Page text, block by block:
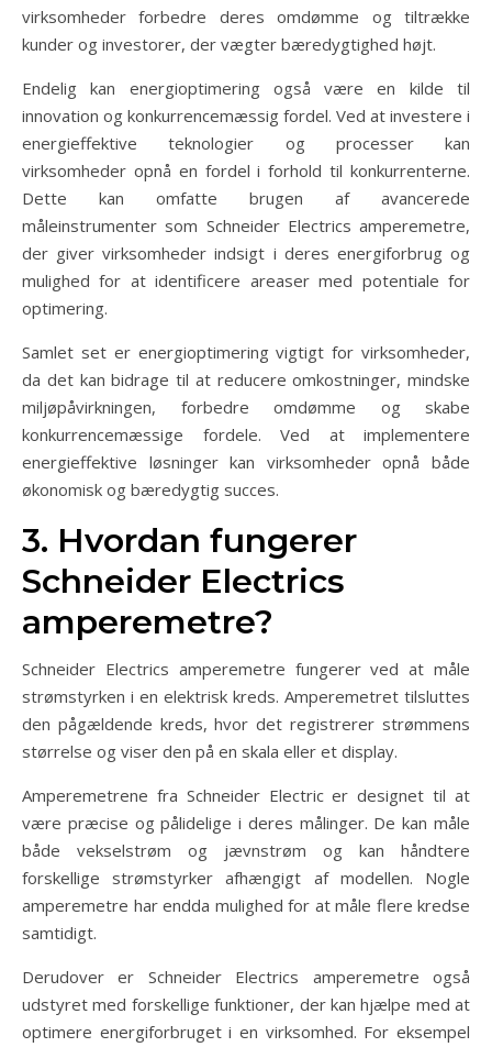
virksomheder forbedre deres omdømme og tiltrække
kunder og investorer, der vægter bæredygtighed højt.
Endelig kan energioptimering også være en kilde til
innovation og konkurrencemæssig fordel. Ved at investere i
energieffektive teknologier og processer kan
virksomheder opnå en fordel i forhold til konkurrenterne.
Dette kan omfatte brugen af avancerede
måleinstrumenter som Schneider Electrics amperemetre,
der giver virksomheder indsigt i deres energiforbrug og
mulighed for at identificere areaser med potentiale for
optimering.
Samlet set er energioptimering vigtigt for virksomheder,
da det kan bidrage til at reducere omkostninger, mindske
miljøpåvirkningen, forbedre omdømme og skabe
konkurrencemæssige fordele. Ved at implementere
energieffektive løsninger kan virksomheder opnå både
økonomisk og bæredygtig succes.
3. Hvordan fungerer
Schneider Electrics
amperemetre?
Schneider Electrics amperemetre fungerer ved at måle
strømstyrken i en elektrisk kreds. Amperemetret tilsluttes
den pågældende kreds, hvor det registrerer strømmens
størrelse og viser den på en skala eller et display.
Amperemetrene fra Schneider Electric er designet til at
være præcise og pålidelige i deres målinger. De kan måle
både vekselstrøm og jævnstrøm og kan håndtere
forskellige strømstyrker afhængigt af modellen. Nogle
amperemetre har endda mulighed for at måle flere kredse
samtidigt.
Derudover er Schneider Electrics amperemetre også
udstyret med forskellige funktioner, der kan hjælpe med at
optimere energiforbruget i en virksomhed. For eksempel